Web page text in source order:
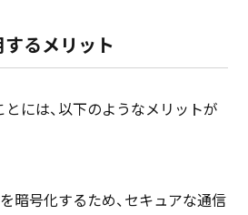
るメリット
には、以下のようなメリットが
暗号化するため、セキュアな通信